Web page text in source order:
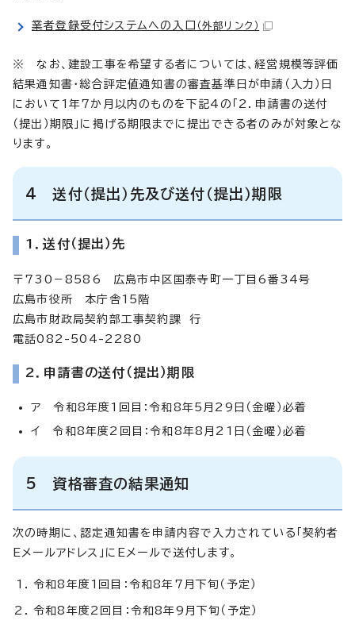
業者登録受付システムへの入口 （外部リンク）
※ なお、建設工事を希望する者については、経営規模等評価
結果通知書・総合評定値通知書の審査基準日が申請（入力）日
において1年7か月以内のものを下記4の「2．申請書の送付
（提出）期限」に掲げる期限までに提出できる者のみが対象とな
ります。
4 送付（提出）先及び送付（提出）期限
1．送付（提出）先
〒730－8586 広島市中区国泰寺町一丁目6番34号
広島市役所 本庁舎15階
広島市財政局契約部工事契約課 行
電話082-504-2280
2．申請書の送付（提出）期限
ア 令和8年度1回目：令和8年5月29日（金曜）必着
イ 令和8年度2回目：令和8年8月21日（金曜）必着
5 資格審査の結果通知
次の時期に、認定通知書を申請内容で入力されている「契約者
Eメールアドレス」にEメールで送付します。
令和8年度1回目：令和8年7月下旬（予定）
令和8年度2回目：令和8年9月下旬（予定）